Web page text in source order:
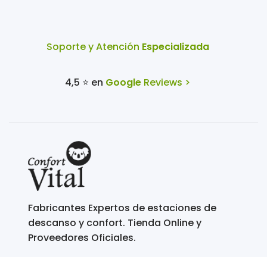
Soporte y Atención Especializada
4,5 ⭐ en Google Reviews >
Fabricantes Expertos de estaciones de
descanso y confort. Tienda Online y
Proveedores Oficiales.